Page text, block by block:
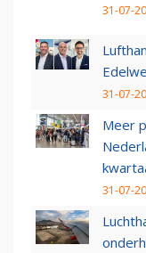
31-07-
31-07-
Meer
31-07-